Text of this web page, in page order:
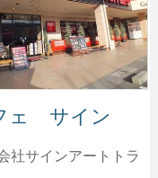
ェ サイン
社サインアートトラ